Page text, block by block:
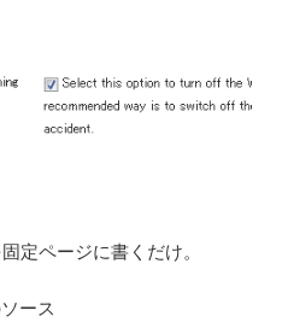
定ページに書くだけ。
ース